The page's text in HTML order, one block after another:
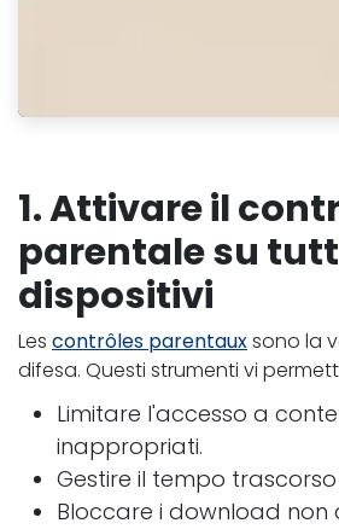
1. Attivare il
parentale su
dispositivi
Les contrôles parentauxsono la
difesa. Questi strumenti vi
Limitare l'accesso a
inappropriati.
Gestire il tempo
Bloccare i download non